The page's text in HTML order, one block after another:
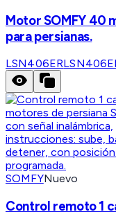
Motor SOMFY 40
para persianas.
LSN406ER
SOMFYNuevo
Control remoto 1